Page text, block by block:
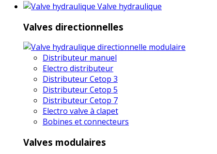
Valve hydraulique
Valves directionnelles
Distributeur manuel
Electro distributeur
Distributeur Cetop 3
Distributeur Cetop 5
Distributeur Cetop 7
Electro valve à clapet
Bobines et connecteurs
Valves modulaires